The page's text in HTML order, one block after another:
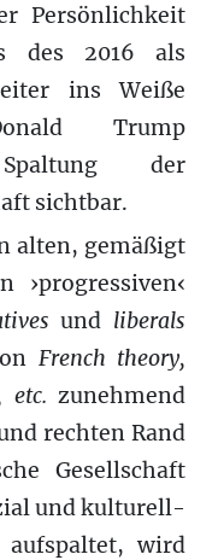
Persönlichkeit
des 2016 als
ins Weiße
Trump
der
sichtbar.
alten, gemäßigt
›progressiven‹
und liberals
French theory,
etc. zunehmend
rechten Rand
Gesellschaft
und kulturell-
wird